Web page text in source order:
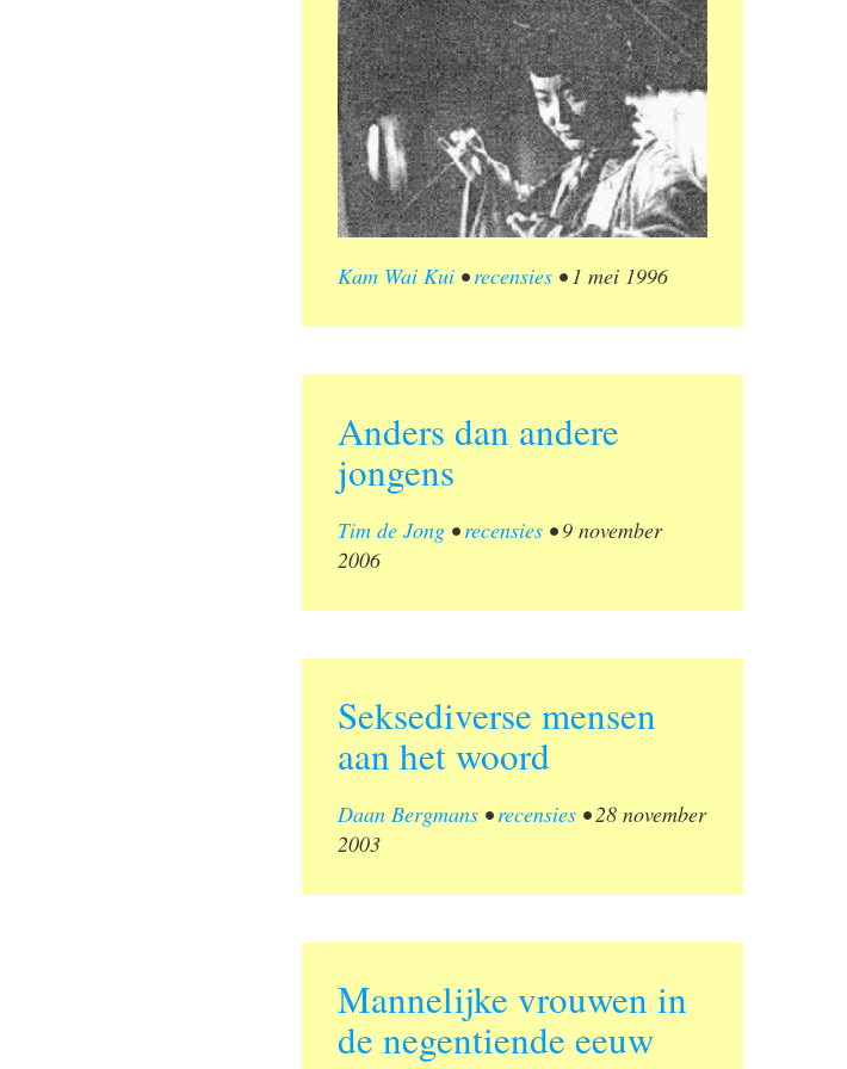
Kam Wai Kui •recensies •1 mei 1996
Anders dan andere
jongens
Tim de Jong •recensies •9 november
2006
Seksediverse mensen
aan het woord
Daan Bergmans •recensies •28 november
2003
Mannelijke vrouwen in
de negentiende eeuw